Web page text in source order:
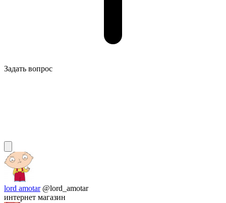
Задать вопрос
lord amotar @lord_amotar
интернет магазин